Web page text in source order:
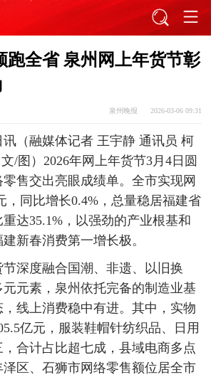
跑全省 泉州网上年货节彰
泉州晚报 2026-03-06 09:31
讯（融媒体记者 王宇静 通讯员 柯
/图）2026年网上年货节3月4日圆
售交出亮眼成绩单。全市实现网
，同比增长0.4%，总量稳居福建省
达35.1%，以强劲的产业根基和
新春消费第一增长极。
深度融合国潮、非遗、以旧换
元素，泉州依托完备的制造业基
线上消费稳中有进。其中，实物
亿元，服装鞋帽针纺织品、日用
合计占比超七成，县域电商多点
区、石狮市网络零售额位居全市